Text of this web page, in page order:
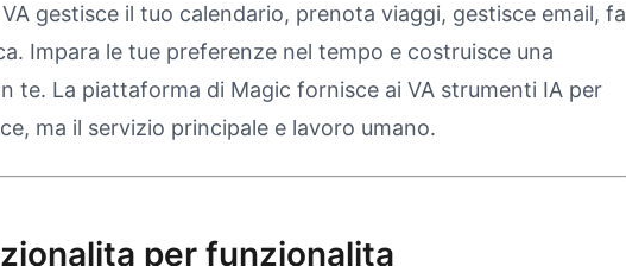
gestisce il tuo calendario, prenota viaggi, gestisce email, fa
Impara le tue preferenze nel tempo e costruisce una
te. La piattaforma di Magic fornisce ai VA strumenti IA per
ma il servizio principale e lavoro umano.
per funzionalita